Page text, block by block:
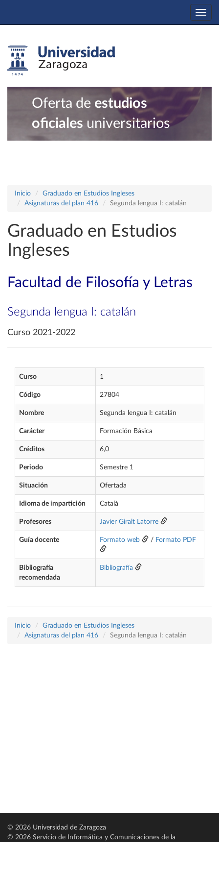
Oferta de estudios
oficiales universitarios
Inicio
Graduado en Estudios Ingleses
Asignaturas del plan 416
Segunda lengua I: catalán
Graduado en Estudios
Ingleses
Facultad de Filosofía y Letras
Segunda lengua I: catalán
Curso 2021-2022
Curso 1
Código 27804
Nombre Segunda lengua I: catalán
Carácter Formación Básica
Créditos 6,0
Periodo Semestre 1
Situación Ofertada
Idioma de impartición Català
Profesores Javier Giralt Latorre
Guía docente Formato web / Formato PDF
Bibliografía
recomendada
Bibliografía
Inicio
Graduado en Estudios Ingleses
Asignaturas del plan 416
Segunda lengua I: catalán
© 2026 Universidad de Zaragoza
© 2026 Servicio de Informática y Comunicaciones de la